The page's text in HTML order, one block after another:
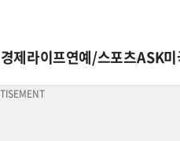
경제라이프연예/스포츠ASK